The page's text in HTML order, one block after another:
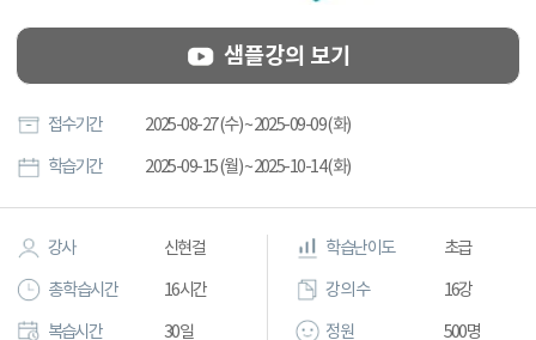
샘플강의 보기
접수기간 2025-08-27 (수) ~ 2025-09-09 (화)
학습기간 2025-09-15 (월) ~ 2025-10-14 (화)
강사 신현걸
총 학습시간 16시간
복습시간 30일
학습난이도 초급
강의 수 16강
정원 500명